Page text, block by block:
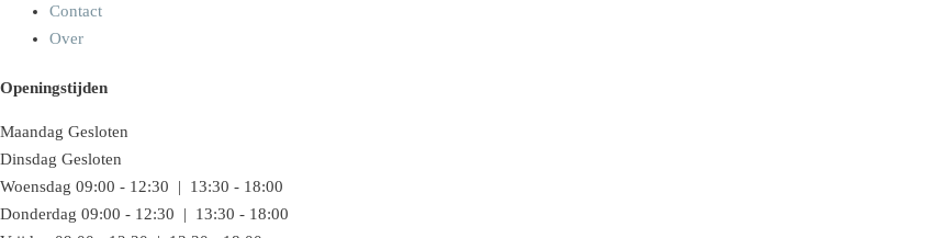
Contact
Over
Openingstijden
Maandag Gesloten
Dinsdag Gesloten
Woensdag 09:00 - 12:30 | 13:30 - 18:00
Donderdag 09:00 - 12:30 | 13:30 - 18:00